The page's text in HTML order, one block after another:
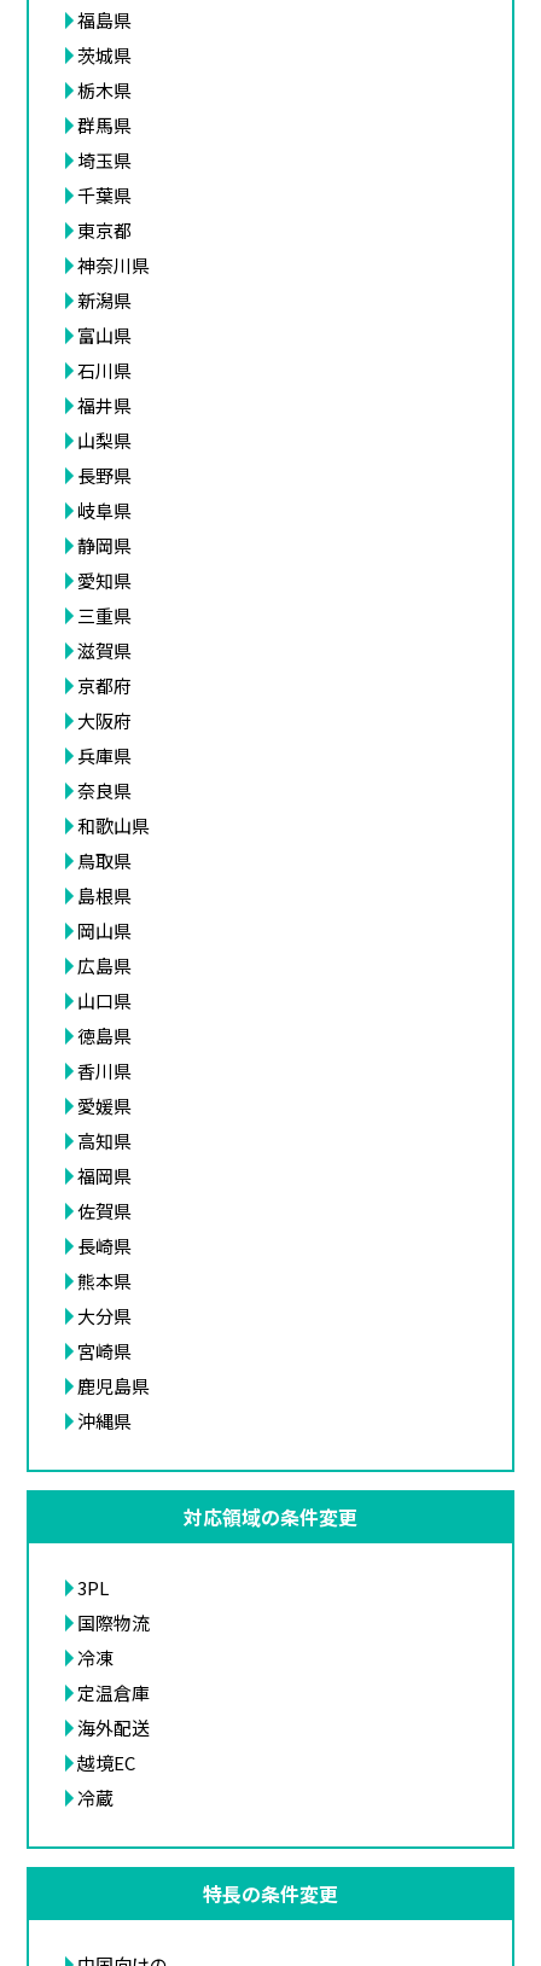
福島県
茨城県
栃木県
群馬県
埼玉県
千葉県
東京都
神奈川県
新潟県
富山県
石川県
福井県
山梨県
長野県
岐阜県
静岡県
愛知県
三重県
滋賀県
京都府
大阪府
兵庫県
奈良県
和歌山県
鳥取県
島根県
岡山県
広島県
山口県
徳島県
香川県
愛媛県
高知県
福岡県
佐賀県
長崎県
熊本県
大分県
宮崎県
鹿児島県
沖縄県
対応領域の条件変更
3PL
国際物流
冷凍
定温倉庫
海外配送
越境EC
冷蔵
特長の条件変更